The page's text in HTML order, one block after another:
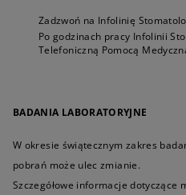
Zadzwoń na Infolinię
Po godzinach pracy Infolinii
Telefoniczną Pomocą
BADANIA LABORATORYJNE
W okresie świątecznym zakres
pobrań może ulec zmianie.
Szczegółowe informacje dotyczące